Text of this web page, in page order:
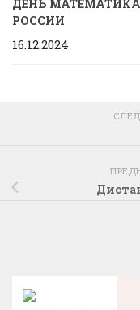
ДЕНЬ
РОССИИ
16.12.2024